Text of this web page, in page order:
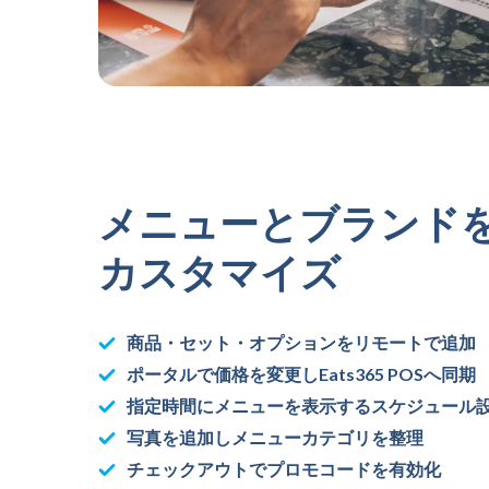
メニューとブランド
カスタマイズ
商品・セット・オプションをリモートで追加
ポータルで価格を変更しEats365 POSへ同期
指定時間にメニューを表示するスケジュール
写真を追加しメニューカテゴリを整理
チェックアウトでプロモコードを有効化